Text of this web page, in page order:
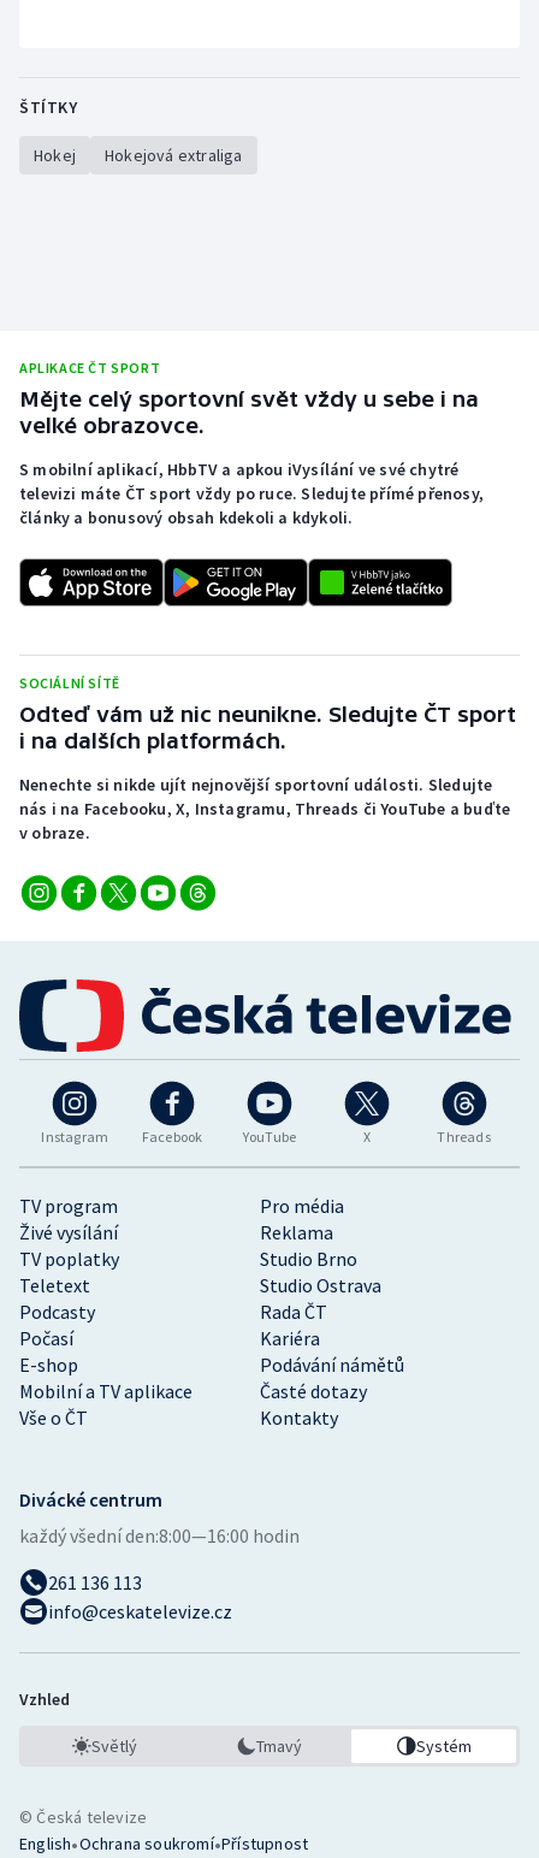
ŠTÍTKY
Hokej Hokejová extraliga
APLIKACE ČT SPORT
Mějte celý sportovní svět vždy u sebe i na
velké obrazovce.
S mobilní aplikací, HbbTV a apkou iVysílání ve své chytré
televizi máte ČT sport vždy po ruce. Sledujte přímé přenosy,
články a bonusový obsah kdekoli a kdykoli.
SOCIÁLNÍ SÍTĚ
Odteď vám už nic neunikne. Sledujte ČT sport
i na dalších platformách.
Nenechte si nikde ujít nejnovější sportovní události. Sledujte
nás i na Facebooku, X, Instagramu, Threads či YouTube a buďte
v obraze.
Instagram Facebook YouTube X Threads
TV program
Pro média
Živé vysílání
Reklama
TV poplatky
Studio Brno
Teletext
Studio Ostrava
Podcasty
Rada ČT
Počasí
Kariéra
E-shop
Podávání námětů
Mobilní a TV aplikace
Časté dotazy
Vše o ČT
Kontakty
Divácké centrum
každý všední den:8:00—16:00 hodin
261 136 113
info@ceskatelevize.cz
Vzhled
Světlý Tmavý Systém
© Česká televize
English•Ochrana soukromí•Přístupnost